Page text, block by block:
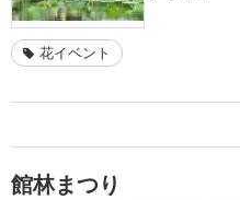
花イベント
館林まつり